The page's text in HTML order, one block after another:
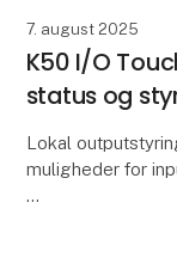
7. august 2025
K50 I/O
status og
Lokal
muligheder for